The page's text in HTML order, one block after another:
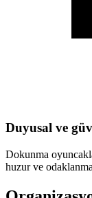
Duyusal ve
Dokunma
huzur ve